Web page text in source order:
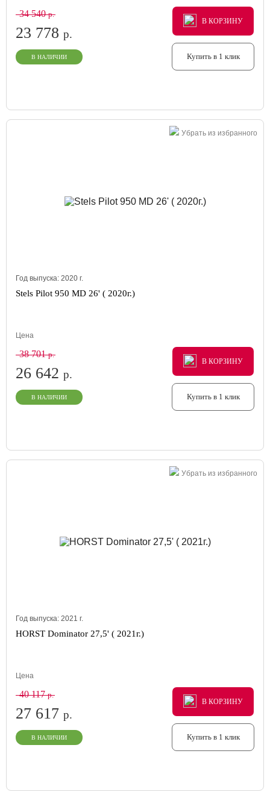
34 540р.
23 778 р.
В НАЛИЧИИ
В КОРЗИНУ
В КОРЗИНУ
В КОРЗИНУ
Купить в 1 клик
Убрать из избранного
Год выпуска: 2020 г.
Stels Pilot 950 MD 26' ( 2020г.)
Цена
38 701р.
26 642 р.
В НАЛИЧИИ
В КОРЗИНУ
В КОРЗИНУ
В КОРЗИНУ
Купить в 1 клик
Убрать из избранного
Год выпуска: 2021 г.
HORST Dominator 27,5' ( 2021г.)
Цена
40 117р.
27 617 р.
В НАЛИЧИИ
В КОРЗИНУ
В КОРЗИНУ
В КОРЗИНУ
Купить в 1 клик